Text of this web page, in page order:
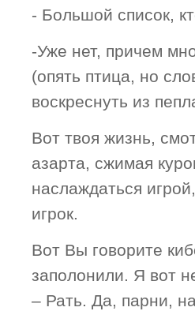
- Большой список,
-Уже нет, причем
(опять птица, но
воскреснуть из
Вот твоя жизнь,
азарта, сжимая
наслаждаться
игрок.
Вот Вы говорите
заполонили. Я вот
– Рать. Да, парни,